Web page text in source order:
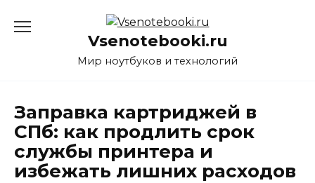
Vsenotebooki.ru
Мир ноутбуков и технологий
Заправка картриджей в
СПб: как продлить срок
службы принтера и
избежать лишних расходов